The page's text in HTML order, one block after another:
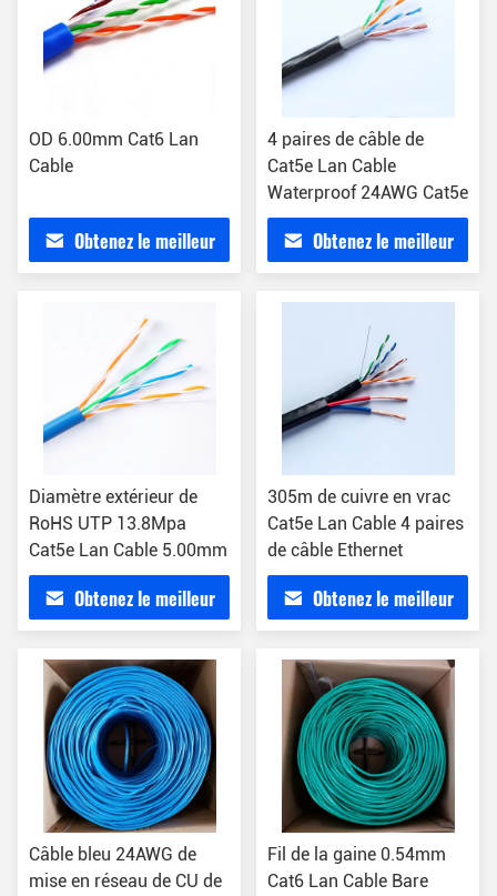
OD 6.00mm Cat6 Lan
Cable
Obtenez le meilleur
4 paires de câble de
Cat5e Lan Cable
Waterproof 24AWG Cat5e
Obtenez le meilleur
Diamètre extérieur de
RoHS UTP 13.8Mpa
Cat5e Lan Cable 5.00mm
Obtenez le meilleur
305m de cuivre en vrac
Cat5e Lan Cable 4 paires
de câble Ethernet
Obtenez le meilleur
Câble bleu 24AWG de
mise en réseau de CU de
Fil de la gaine 0.54mm
Cat6 Lan Cable Bare